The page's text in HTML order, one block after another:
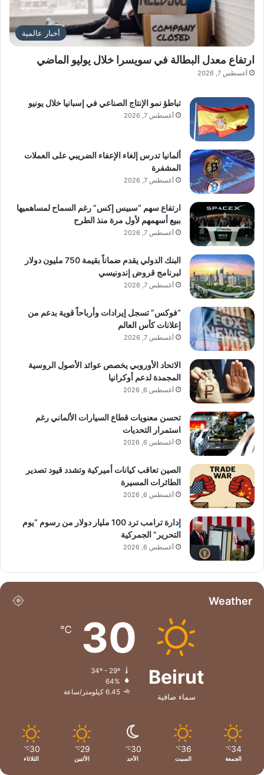
أخبار عالمية
ارتفاع معدل البطالة في سويسرا خلال يوليو الماضي
أغسطس 7, 2026
تباطؤ نمو الإنتاج الصناعي في إسبانيا خلال يونيو
أغسطس 7, 2026
ألمانيا تدرس إلغاء الإعفاء الضريبي على العملات
المشفرة
أغسطس 7, 2026
ارتفاع سهم “سبيس إكس” رغم السماح لمساهميها
ببيع أسهمهم لأول مرة منذ الطرح
أغسطس 7, 2026
البنك الدولي يقدم ضماناً بقيمة 750 مليون دولار
لبرنامج قروض إندونيسي
أغسطس 7, 2026
“فوكس” تسجل إيرادات وأرباحاً قوية بدعم من
إعلانات كأس العالم
أغسطس 7, 2026
الاتحاد الأوروبي يخصص عوائد الأصول الروسية
المجمدة لدعم أوكرانيا
أغسطس 6, 2026
تحسن معنويات قطاع السيارات الألماني رغم
استمرار التحديات
أغسطس 6, 2026
الصين تعاقب كيانات أميركية وتشدد قيود تصدير
الطائرات المسيرة
أغسطس 6, 2026
إدارة ترامب ترد 100 مليار دولار من رسوم “يوم
التحرير” الجمركية
أغسطس 6, 2026
Weather
Beirut
سماء صافية
30
℃
64%
6.45 كيلومتر/ساعة
34
℃
الجمعة
36
℃
السبت
30
℃
الأحد
29
℃
الأثنين
30
℃
الثلاثاء